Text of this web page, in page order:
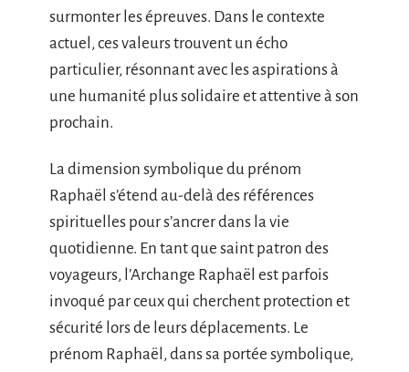
surmonter les épreuves. Dans le contexte
actuel, ces valeurs trouvent un écho
particulier, résonnant avec les aspirations à
une humanité plus solidaire et attentive à son
prochain.
La dimension symbolique du prénom
Raphaël s’étend au-delà des références
spirituelles pour s’ancrer dans la vie
quotidienne. En tant que saint patron des
voyageurs, l’Archange Raphaël est parfois
invoqué par ceux qui cherchent protection et
sécurité lors de leurs déplacements. Le
prénom Raphaël, dans sa portée symbolique,